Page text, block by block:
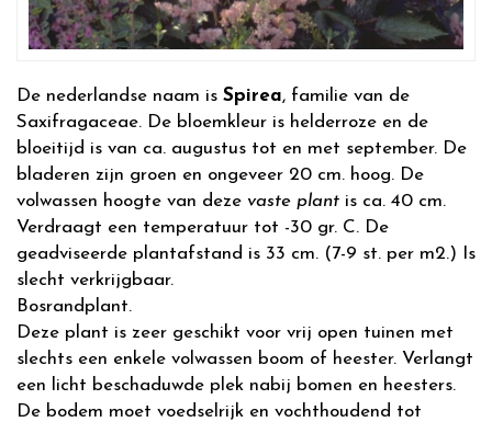
De nederlandse naam is Spirea, familie van de
Saxifragaceae. De bloemkleur is helderroze en de
bloeitijd is van ca. augustus tot en met september. De
bladeren zijn groen en ongeveer 20 cm. hoog. De
volwassen hoogte van deze vaste plant is ca. 40 cm.
Verdraagt een temperatuur tot -30 gr. C. De
geadviseerde plantafstand is 33 cm. (7-9 st. per m2.) Is
slecht verkrijgbaar.
Bosrandplant.
Deze plant is zeer geschikt voor vrij open tuinen met
slechts een enkele volwassen boom of heester. Verlangt
een licht beschaduwde plek nabij bomen en heesters.
De bodem moet voedselrijk en vochthoudend tot